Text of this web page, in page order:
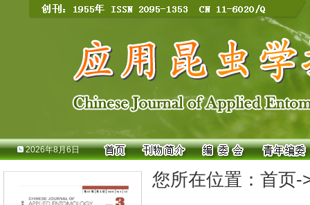
2026年8月6日
您所在位置： 首页-